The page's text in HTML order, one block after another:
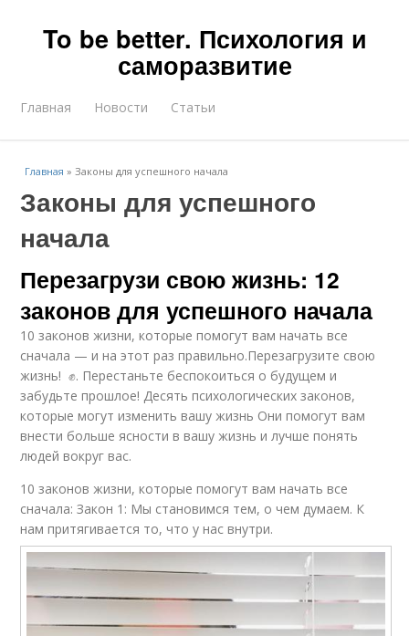
To be better. Психология и
саморазвитие
Главная Новости Статьи
Главная »Законы для успешного начала
Законы для успешного
начала
Перезагрузи свою жизнь: 12
законов для успешного начала
10 законов жизни, которые помогут вам начать все
сначала — и на этот раз правильно.Перезагрузите свою
жизнь! ✊. Перестаньте беспокоиться о будущем и
забудьте прошлое! Десять психологических законов,
которые могут изменить вашу жизнь Они помогут вам
внести больше ясности в вашу жизнь и лучше понять
людей вокруг вас.
10 законов жизни, которые помогут вам начать все
сначала: Закон 1: Мы становимся тем, о чем думаем. К
нам притягивается то, что у нас внутри.